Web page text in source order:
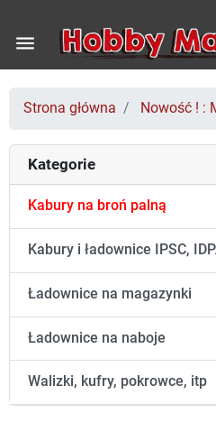
menu
Strona główna Nowość ! :
Kategorie
Kabury na broń palną
Kabury i ładownice IPSC,
Ładownice na magazynki
Ładownice na naboje
Walizki, kufry, pokrowce, itp